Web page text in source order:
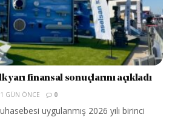
yarı finansal sonuçlarını açıkladı
1 GÜN ÖNCE 0
uygulanmış 2026 yılı birinci